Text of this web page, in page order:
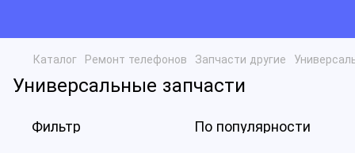
Каталог Ремонт телефонов Запчасти другие
Универсальные запчасти
Фильтр По популярности